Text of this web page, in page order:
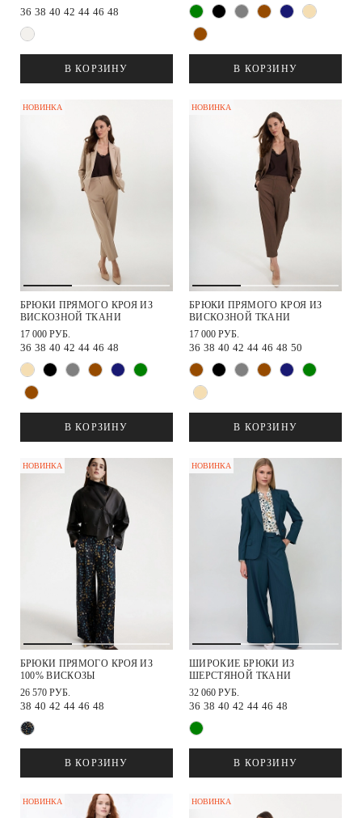
36 38 40 42 44 46 48
В КОРЗИНУ В КОРЗИНУ
НОВИНКА
БРЮКИ ПРЯМОГО КРОЯ ИЗ
ВИСКОЗНОЙ ТКАНИ
17 000 РУБ.
36 38 40 42 44 46 48
В КОРЗИНУ
НОВИНКА
БРЮКИ ПРЯМОГО КРОЯ ИЗ
ВИСКОЗНОЙ ТКАНИ
17 000 РУБ.
36 38 40 42 44 46 48 50
В КОРЗИНУ
НОВИНКА
БРЮКИ ПРЯМОГО КРОЯ ИЗ
100% ВИСКОЗЫ
26 570 РУБ.
38 40 42 44 46 48
В КОРЗИНУ
НОВИНКА
ШИРОКИЕ БРЮКИ ИЗ
ШЕРСТЯНОЙ ТКАНИ
32 060 РУБ.
36 38 40 42 44 46 48
В КОРЗИНУ
НОВИНКА НОВИНКА